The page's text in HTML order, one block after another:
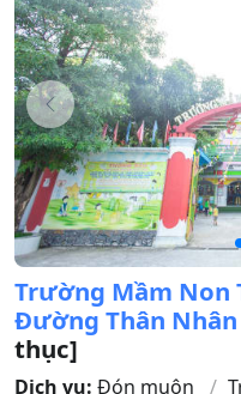
Trường Mầm Non
Đường Thân
thục]
Dịch vụ: Đón muộn